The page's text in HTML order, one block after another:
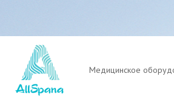
Медицинское